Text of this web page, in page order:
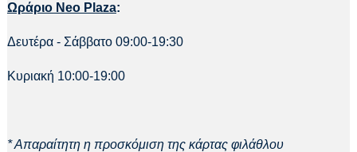
Ωράριο Neo Plaza:
Δευτέρα - Σάββατο 09:00-19:30
Κυριακή 10:00-19:00
* Απαραίτητη η προσκόμιση της κάρτας φιλάθλου